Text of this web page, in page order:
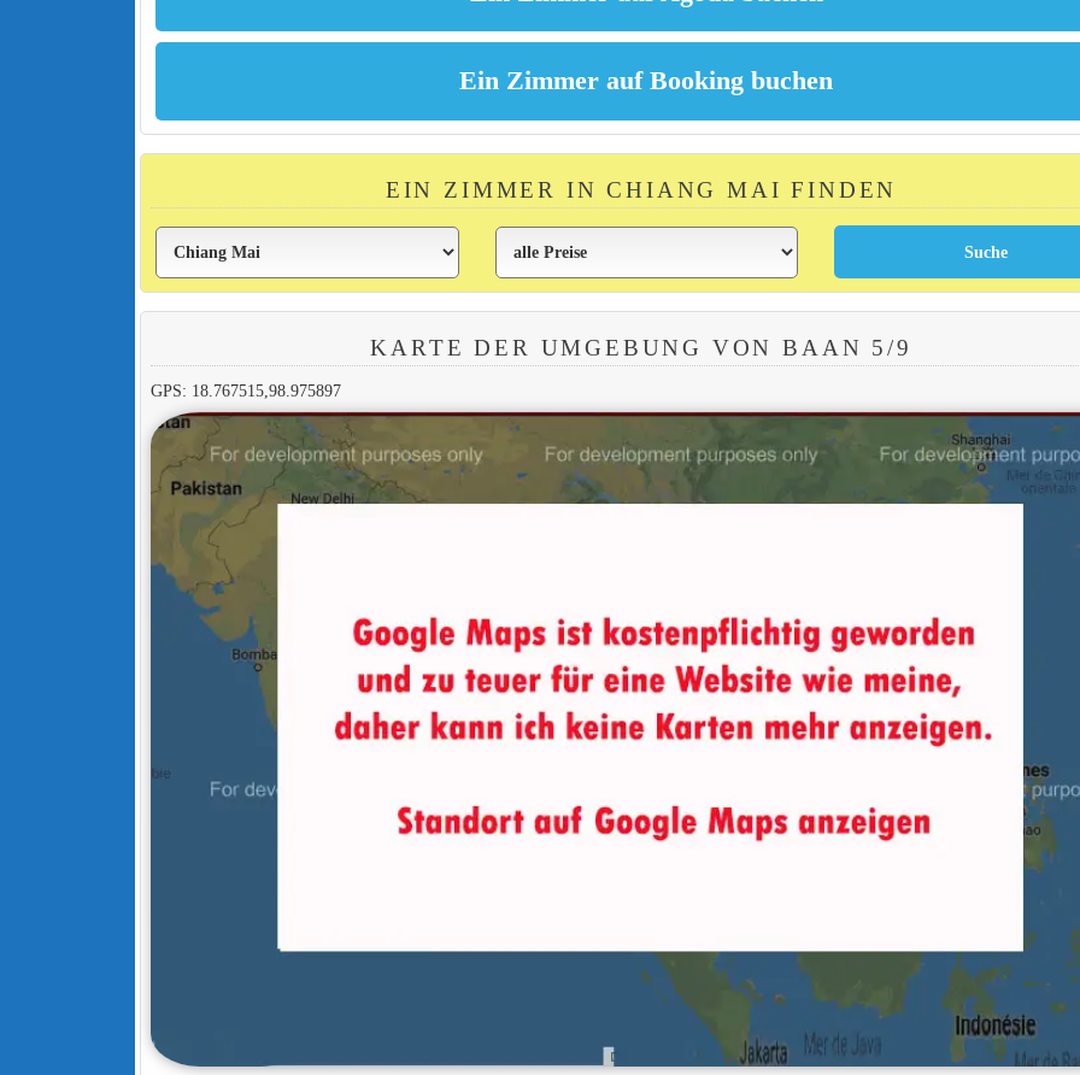
EIN ZIMMER IN CHIANG MAI FINDEN
KARTE DER UMGEBUNG VON BAAN 5/9
GPS: 18.767515,98.975897